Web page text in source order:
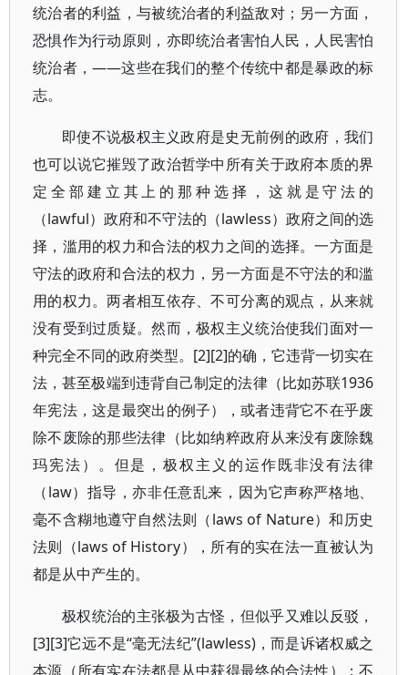
统治者的利益，与被统治者的利益敌对；另一方面，
恐惧作为行动原则，亦即统治者害怕人民，人民害怕
统治者，——这些在我们的整个传统中都是暴政的标
志。
即使不说极权主义政府是史无前例的政府，我们
也可以说它摧毁了政治哲学中所有关于政府本质的界
定全部建立其上的那种选择，这就是守法的
（lawful）政府和不守法的（lawless）政府之间的选
择，滥用的权力和合法的权力之间的选择。一方面是
守法的政府和合法的权力，另一方面是不守法的和滥
用的权力。两者相互依存、不可分离的观点，从来就
没有受到过质疑。然而，极权主义统治使我们面对一
种完全不同的政府类型。[2][2]的确，它违背一切实在
法，甚至极端到违背自己制定的法律（比如苏联1936
年宪法，这是最突出的例子），或者违背它不在乎废
除不废除的那些法律（比如纳粹政府从来没有废除魏
玛宪法）。但是，极权主义的运作既非没有法律
（law）指导，亦非任意乱来，因为它声称严格地、
毫不含糊地遵守自然法则（laws of Nature）和历史
法则（laws of History），所有的实在法一直被认为
都是从中产生的。
极权统治的主张极为古怪，但似乎又难以反驳，
[3][3]它远不是“毫无法纪”(lawless)，而是诉诸权威之
本源（所有实在法都是从中获得最终的合法性）；不